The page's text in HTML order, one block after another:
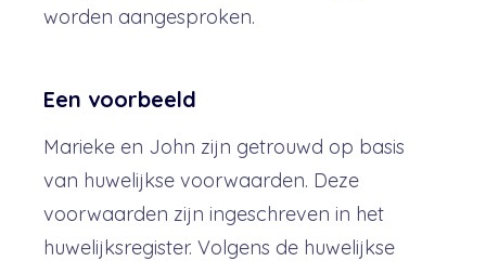
worden aangesproken.
Een voorbeeld
Marieke en John zijn getrouwd op basis
van huwelijkse voorwaarden. Deze
voorwaarden zijn ingeschreven in het
huwelijksregister. Volgens de huwelijkse